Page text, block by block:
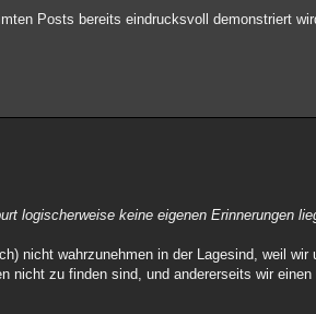
Posts bereits eindrucksvoll demonstriert
logischerweise keine eigenen Erinnerungen
nicht wahrzunehmen in der Lagesind, weil
zu finden sind, und andererseits wir